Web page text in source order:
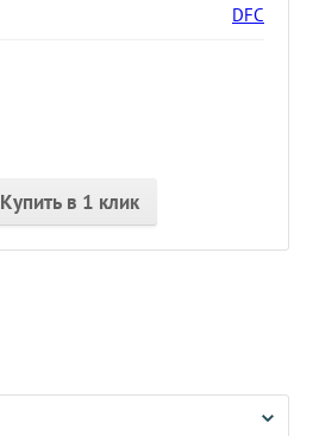
DFC
Купить в 1 клик